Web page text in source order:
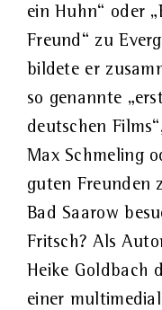
ein Huhn“ oder
Freund“ zu
bildete er
so genannte
deutschen
Max Schmeling
guten Freunden
Bad Saarow
Fritsch? Als
Heike Goldbach
einer